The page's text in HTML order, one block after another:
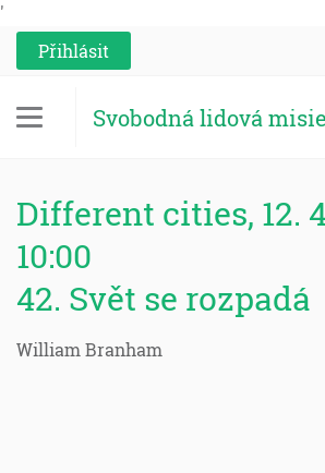
'
Přihlásit
Svobodná lidová misie
Different cities, 12.
10:00
42. Svět se rozpadá
William Branham